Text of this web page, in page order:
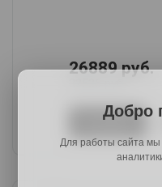
26889 руб.
В корзину
Добро
Для работы сайта мы